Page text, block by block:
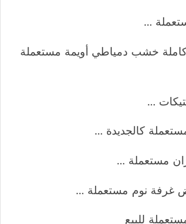
كاملة خشب دمياطي أويمة مستعملة